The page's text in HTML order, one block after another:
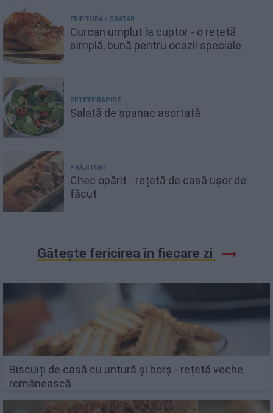
FRIPTURĂ / GRĂTAR
Curcan umplut la cuptor - o rețetă
simplă, bună pentru ocazii speciale
REȚETE RAPIDE
Salată de spanac asortată
PRĂJITURI
Chec opărit - rețetă de casă ușor de
făcut
Gătește fericirea în fiecare zi
Biscuiți de casă cu untură și borș - rețetă veche
românească